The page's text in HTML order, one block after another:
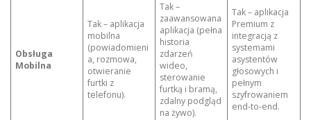
Obsługa
Mobilna
Tak – aplikacja
mobilna
(powiadomieni
a, rozmowa,
otwieranie
furtki z
telefonu).
Tak –
zaawansowana
aplikacja (pełna
historia
zdarzeń
wideo,
sterowanie
furtką i bramą,
zdalny podgląd
na żywo).
Tak – aplikacja
Premium z
integracją z
systemami
asystentów
głosowych i
pełnym
szyfrowaniem
end-to-end.